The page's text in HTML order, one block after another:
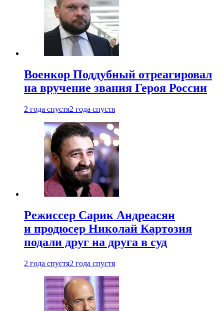
Военкор Поддубный отреагировал
на вручение звания Героя России
2 года спустя2 года спустя
Режиссер Сарик Андреасян
и продюсер Николай Картозия
подали друг на друга в суд
2 года спустя2 года спустя